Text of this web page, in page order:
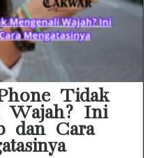
Tidak
Wajah? Ini
dan Cara